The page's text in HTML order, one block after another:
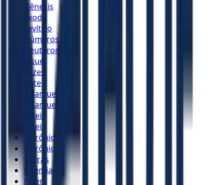
Gênesis
Êxodo
Levítico
Números
Deuteronômio
Josué
Juízes
Rute
1 Samuel
2 Samuel
1 Reis
2 Reis
1 Crônicas
2 Crônicas
Esdras
Neemias
Ester